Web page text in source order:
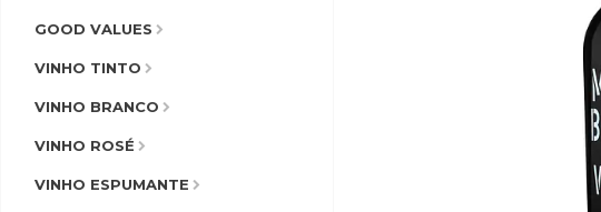
GOOD VALUES
VINHO TINTO
VINHO BRANCO
VINHO ROSÉ
VINHO ESPUMANTE